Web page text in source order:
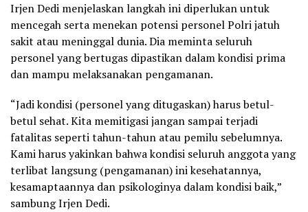
Irjen Dedi menjelaskan langkah ini diperlukan untuk
mencegah serta menekan potensi personel Polri jatuh
sakit atau meninggal dunia. Dia meminta seluruh
personel yang bertugas dipastikan dalam kondisi prima
dan mampu melaksanakan pengamanan.
“Jadi kondisi (personel yang ditugaskan) harus betul-
betul sehat. Kita memitigasi jangan sampai terjadi
fatalitas seperti tahun-tahun atau pemilu sebelumnya.
Kami harus yakinkan bahwa kondisi seluruh anggota yang
terlibat langsung (pengamanan) ini kesehatannya,
kesamaptaannya dan psikologinya dalam kondisi baik,”
sambung Irjen Dedi.